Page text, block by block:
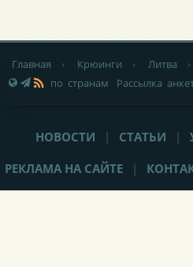
Главная › Крюинги › Литва ›
по странам
Рассылка
НОВОСТИ | СТАТЬИ |
РЕКЛАМА НА САЙТЕ
|